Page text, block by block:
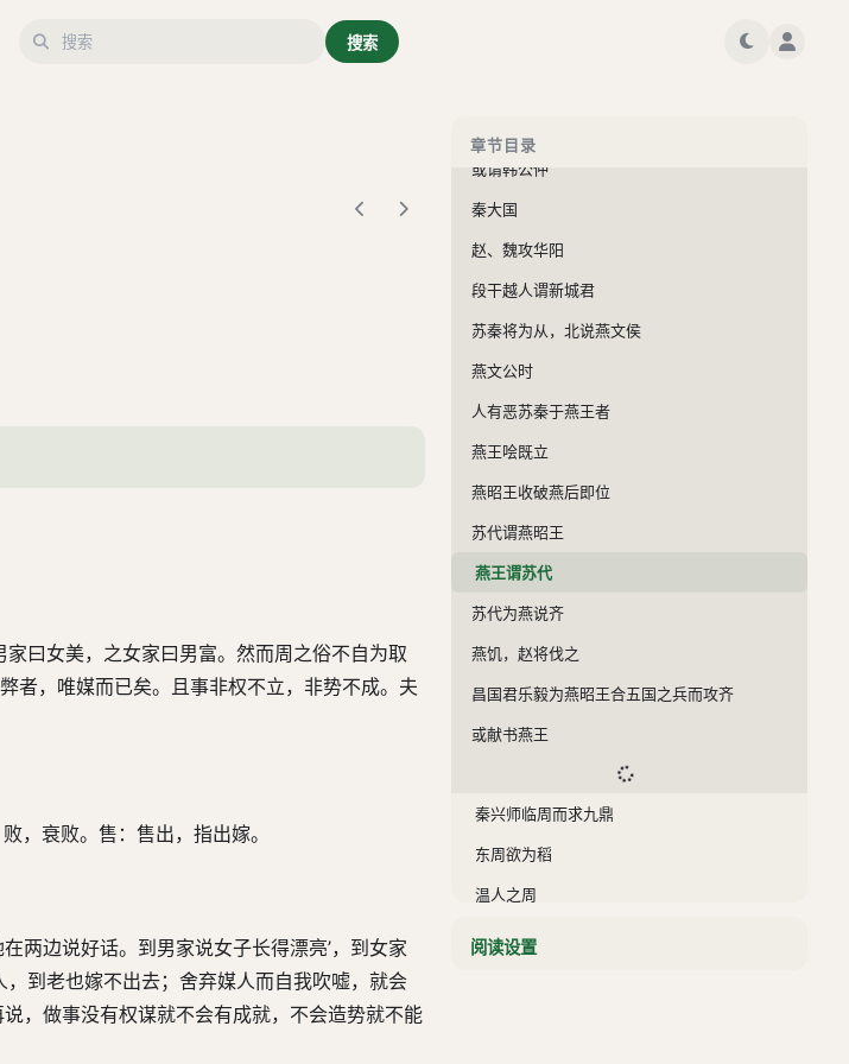
搜索
曰女美，之女家曰男富。然而周之俗不自为取
者，唯媒而已矣。且事非权不立，非势不成。夫
，衰败。售：售出，指出嫁。
两边说好话。到男家说女子长得漂亮’，到女家
到老也嫁不出去；舍弃媒人而自我吹嘘，就会
，做事没有权谋就不会有成就，不会造势就不能
章节目录
或谓韩公仲
秦大国
赵、魏攻华阳
段干越人谓新城君
苏秦将为从，北说燕文侯
燕文公时
人有恶苏秦于燕王者
燕王哙既立
燕昭王收破燕后即位
苏代谓燕昭王
燕王谓苏代
苏代为燕说齐
燕饥，赵将伐之
昌国君乐毅为燕昭王合五国之兵而攻齐
或献书燕王
秦兴师临周而求九鼎
东周欲为稻
温人之周
杜赫欲重景翠于周
阅读设置